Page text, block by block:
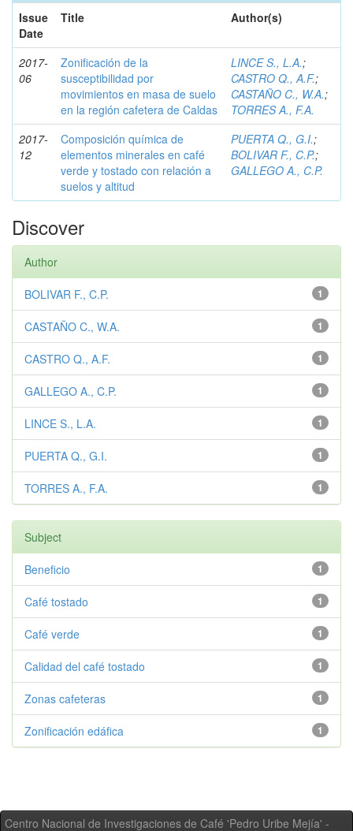
Issue
Date
Title Author(s)
2017-
06
Zonificación de la
susceptibilidad por
movimientos en masa de suelo
en la región cafetera de Caldas
LINCE S., L.A.;
CASTRO Q., A.F.;
CASTAÑO C., W.A.;
TORRES A., F.A.
2017-
12
Composición química de
elementos minerales en café
verde y tostado con relación a
suelos y altitud
PUERTA Q., G.I.;
BOLIVAR F., C.P.;
GALLEGO A., C.P.
Discover
Author
1
BOLIVAR F., C.P.
1
CASTAÑO C., W.A.
1
CASTRO Q., A.F.
1
GALLEGO A., C.P.
1
LINCE S., L.A.
1
PUERTA Q., G.I.
1
TORRES A., F.A.
Subject
1
Beneficio
1
Café tostado
1
Café verde
1
Calidad del café tostado
1
Zonas cafeteras
1
Zonificación edáfica
Centro Nacional de Investigaciones de Café 'Pedro Uribe Mejía' -